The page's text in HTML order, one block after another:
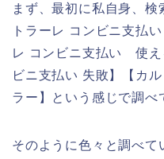
まず、最初に私自身、
トラーレ コンビニ支払
レ コンビニ支払い 使え
ビニ支払い 失敗】【カ
ラー】という感じで調べ
そのように色々と調べて